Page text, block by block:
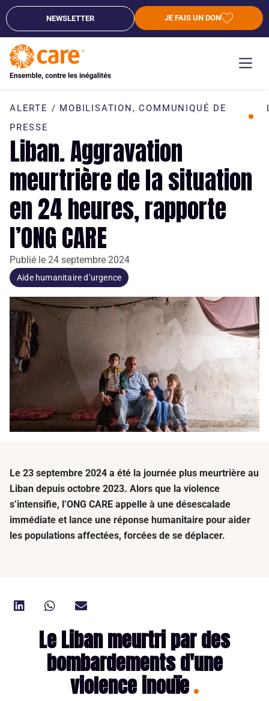
NEWSLETTER JE FAIS UN DON
ALERTE / MOBILISATION ,COMMUNIQUÉ DE
PRESSE
Liban. Aggravation
meurtrière de la situation
en 24 heures, rapporte
l’ONG CARE
Publié le 24 septembre 2024
Aide humanitaire d’urgence
Le 23 septembre 2024 a été la journée plus meurtrière au
Liban depuis octobre 2023. Alors que la violence
s’intensifie, l’ONG CARE appelle à une désescalade
immédiate et lance une réponse humanitaire pour aider
les populations affectées, forcées de se déplacer.
Le Liban meurtri par des
bombardements d'une
violence inouïe